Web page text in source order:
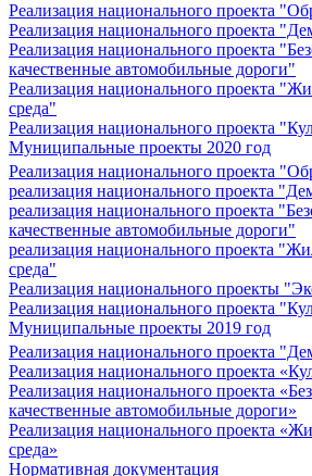
Реализация национального проекта
Реализация национального проекта
Реализация национального проекта
качественные автомобильные дороги"
Реализация национального проекта
среда"
Реализация национального проекта
Муниципальные проекты 2020 год
Реализация национального проекта
реализация национального проекта
реализация национального проекта
качественные автомобильные дороги"
реализация национального проекта
среда"
Реализация национального проекты
Реализация национального проекта
Муниципальные проекты 2019 год
Реализация национального проекта
Реализация национального проекта
Реализация национального проекта
качественные автомобильные дороги»
Реализация национального проекта
среда»
Нормативная документация